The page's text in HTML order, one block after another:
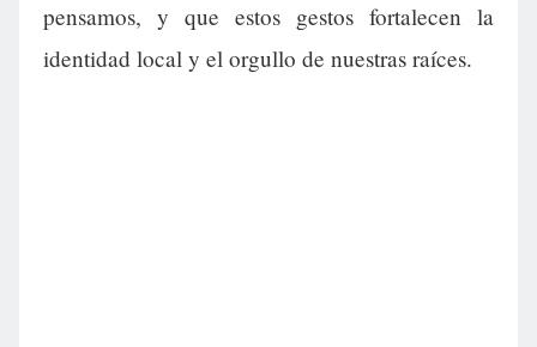
pensamos, y que estos gestos fortalecen la
identidad local y el orgullo de nuestras raíces.